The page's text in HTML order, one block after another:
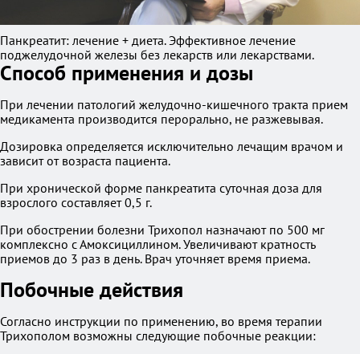
Панкреатит: лечение + диета. Эффективное лечение
поджелудочной железы без лекарств или лекарствами.
Способ применения и дозы
При лечении патологий желудочно-кишечного тракта прием
медикамента производится перорально, не разжевывая.
Дозировка определяется исключительно лечащим врачом и
зависит от возраста пациента.
При хронической форме панкреатита суточная доза для
взрослого составляет 0,5 г.
При обострении болезни Трихопол назначают по 500 мг
комплексно с Амоксициллином. Увеличивают кратность
приемов до 3 раз в день. Врач уточняет время приема.
Побочные действия
Согласно инструкции по применению, во время терапии
Трихополом возможны следующие побочные реакции: